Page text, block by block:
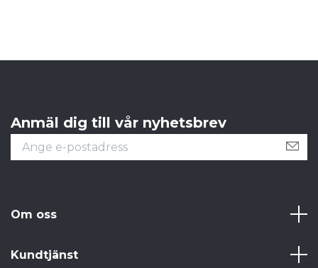
Anmäl dig till vår nyhetsbrev
Om oss
Kundtjänst